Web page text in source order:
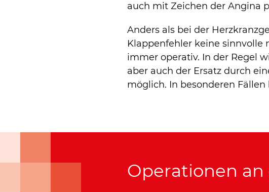
auch mit Zeichen der Angina
Anders als bei der
Klappenfehler keine sinnvolle
immer operativ. In der Regel
aber auch der Ersatz durch
möglich. In besonderen
Operationen